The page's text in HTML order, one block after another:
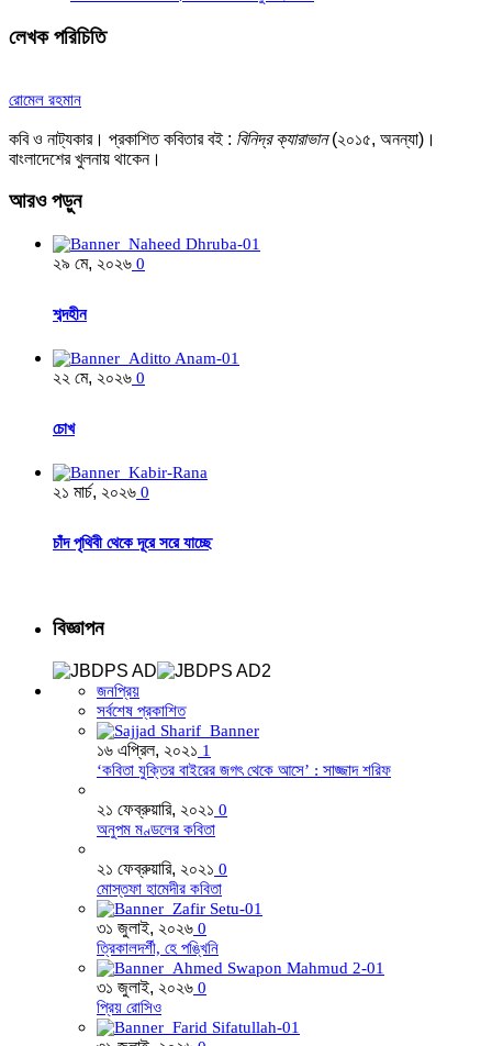
লেখক পরিচিতি
রোমেল রহমান
কবি ও নাট্যকার। প্রকাশিত কবিতার বই : বিনিদ্র ক্যারাভান(২০১৫, অনন্যা)।
বাংলাদেশের খুলনায় থাকেন।
আরওপড়ুন
২৯ মে, ২০২৬ 0
শব্দহীন
২২ মে, ২০২৬ 0
চোখ
২১ মার্চ, ২০২৬ 0
চাঁদ পৃথিবী থেকে দূরে সরে যাচ্ছে
বিজ্ঞাপন
জনপ্রিয়
সর্বশেষ প্রকাশিত
১৬ এপ্রিল, ২০২১ 1
‘কবিতা যুক্তির বাইরের জগৎ থেকে আসে’ : সাজ্জাদ শরিফ
২১ ফেব্রুয়ারি, ২০২১ 0
অনুপম মণ্ডলের কবিতা
২১ ফেব্রুয়ারি, ২০২১ 0
মোস্তফা হামেদীর কবিতা
৩১ জুলাই, ২০২৬ 0
ত্রিকালদর্শী, হে পঙ্খিনি
৩১ জুলাই, ২০২৬ 0
প্রিয় রোসিও